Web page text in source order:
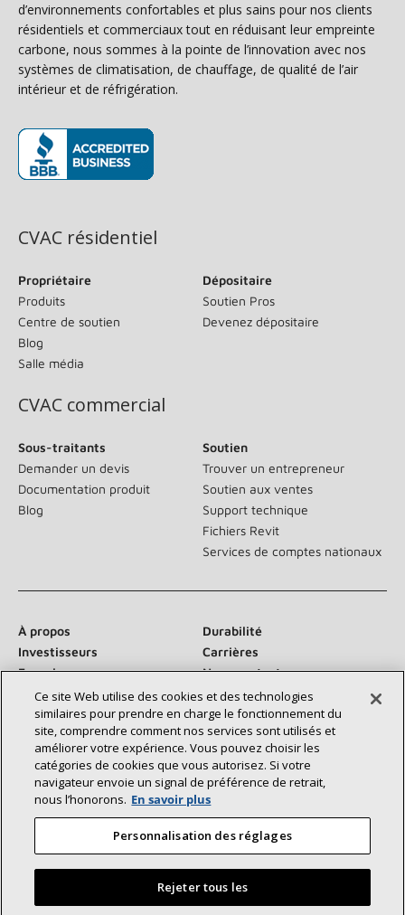
d’environnements confortables et plus sains pour nos clients
résidentiels et commerciaux tout en réduisant leur empreinte
carbone, nous sommes à la pointe de l’innovation avec nos
systèmes de climatisation, de chauffage, de qualité de l’air
intérieur et de réfrigération.
CVAC résidentiel
Propriétaire
Produits
Centre de soutien
Blog
Salle média
Dépositaire
Soutien Pros
Devenez dépositaire
CVAC commercial
Sous-traitants
Demander un devis
Documentation produit
Blog
Soutien
Trouver un entrepreneur
Soutien aux ventes
Support technique
Fichiers Revit
Services de comptes nationaux
À propos
Durabilité
Investisseurs
Carrières
Fournisseurs
Nous contacter
Salle de presse
Communiquez avec nous :
©2026 Lennox International Inc.
Ce site Web utilise des cookies et des technologies
similaires pour prendre en charge le fonctionnement du
site, comprendre comment nos services sont utilisés et
améliorer votre expérience. Vous pouvez choisir les
catégories de cookies que vous autorisez. Si votre
navigateur envoie un signal de préférence de retrait,
nous l’honorons. En savoir plus
Personnalisation des réglages
Rejeter tous les